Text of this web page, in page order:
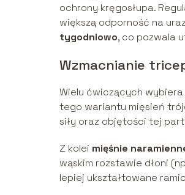
ochrony kręgosłupa.
większą odporność na
tygodniowo, co pozwala
Wzmacnianie
Wielu ćwiczących wybiera
tego wariantu mięsień
siły oraz objętości tej
Z kolei mięśnie
wąskim rozstawie dłoni
lepiej ukształtowane